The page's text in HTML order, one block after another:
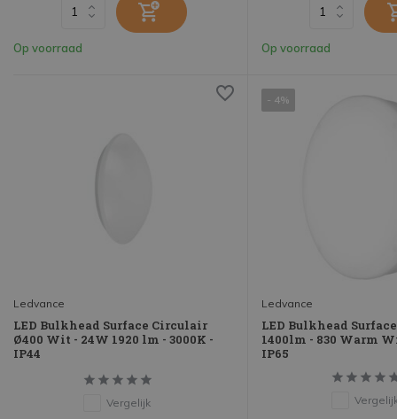
Op voorraad Op voorraad
Ledvance
LED Bulkhead Surface Circulair
Ø400 Wit - 24W 1920 lm - 3000K -
IP44
Vergelijk
- 4%
Ledvance
LED Bulkhead
1400lm - 830 Warm
IP65